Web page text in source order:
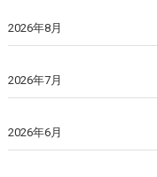
2026年8月
2026年7月
2026年6月